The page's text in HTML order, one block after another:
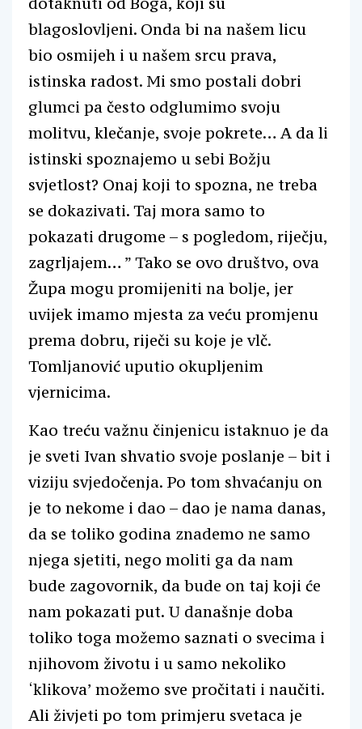
blagoslovljeni. Onda bi na našem licu
bio osmijeh i u našem srcu prava,
istinska radost. Mi smo postali dobri
glumci pa često odglumimo svoju
molitvu, klečanje, svoje pokrete… A da li
istinski spoznajemo u sebi Božju
svjetlost? Onaj koji to spozna, ne treba
se dokazivati. Taj mora samo to
pokazati drugome – s pogledom, riječju,
zagrljajem… ” Tako se ovo društvo, ova
Župa mogu promijeniti na bolje, jer
uvijek imamo mjesta za veću promjenu
prema dobru, riječi su koje je vlč.
Tomljanović uputio okupljenim
vjernicima.
Kao treću važnu činjenicu istaknuo je da
je sveti Ivan shvatio svoje poslanje – bit i
viziju svjedočenja. Po tom shvaćanju on
je to nekome i dao – dao je nama danas,
da se toliko godina znademo ne samo
njega sjetiti, nego moliti ga da nam
bude zagovornik, da bude on taj koji će
nam pokazati put. U današnje doba
toliko toga možemo saznati o svecima i
njihovom životu i u samo nekoliko
‘klikova’ možemo sve pročitati i naučiti.
Ali živjeti po tom primjeru svetaca je